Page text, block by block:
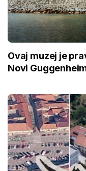
Ovaj muzej je
Novi